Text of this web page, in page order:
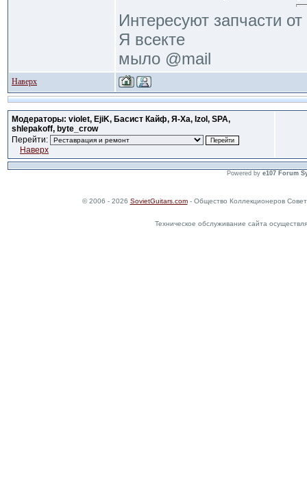
Интересуют запчасти от
Я всекте
мыло @mail
Наверх
Модераторы: violet, EjiK, Басист Кайф, Я-Ха, Izol, SPA,
shlepakoff, byte_crow
Перейти:
Наверх
Powered by e107 Forum
© 2006 - 2026 SovietGuitars.com- Общество Коллекционеров
Техническое обслуживание сайта